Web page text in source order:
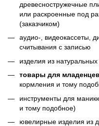
древесностружечные
или раскроенные под
(заказчиком)
аудио-, видеокассеты,
считывания с записью
изделия из
товары для младенцев
кормления и тому
инструменты для
и тому подобное)
ювелирные изделия из